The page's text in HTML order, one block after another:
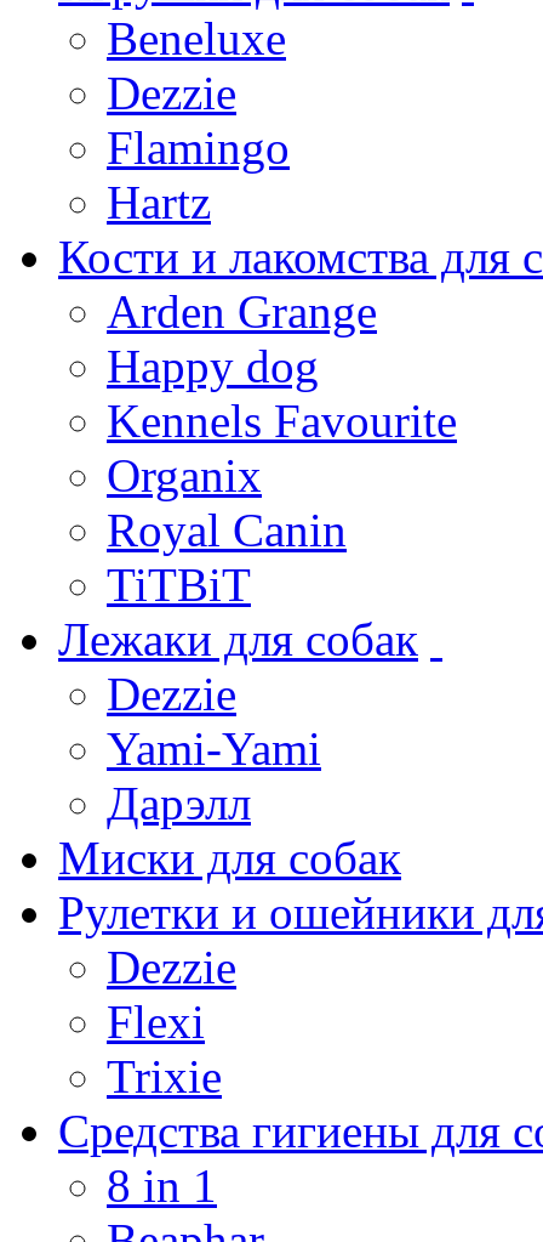
Beneluxe
Dezzie
Flamingo
Hartz
Кости и лакомства для
Arden Grange
Happy dog
Kennels Favourite
Organix
Royal Canin
TiTBiT
Лежаки для собак
Dezzie
Yami-Yami
Дарэлл
Миски для собак
Рулетки и ошейники
Dezzie
Flexi
Trixie
Средства гигиены для
8 in 1